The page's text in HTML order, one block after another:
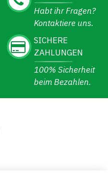
Habt ihr Fragen?
Kontaktiere uns.
SICHERE
ZAHLUNGEN
100% Sicherheit
beim Bezahlen.